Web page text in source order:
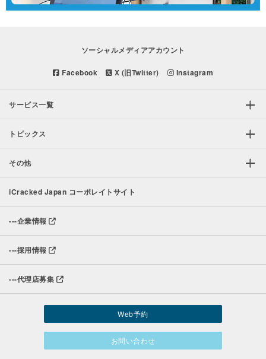
ソーシャルメディアアカウント
Facebook X (旧Twitter) Instagram
サービス一覧
トピックス
その他
iCracked Japan コーポレイトサイト
---企業情報
---採用情報
---代理店募集
Web予約
お問い合わせ